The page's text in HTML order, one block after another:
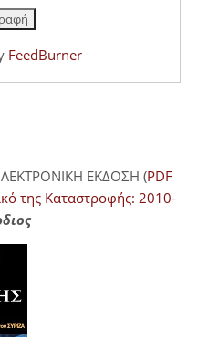
FeedBurner
ΕΚΔΟΣΗ (PDF
της Καταστροφής: 2010-